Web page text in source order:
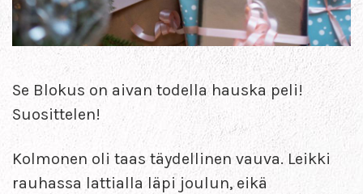
Se Blokus on aivan todella hauska peli!
Suosittelen!
Kolmonen oli taas täydellinen vauva. Leikki
rauhassa lattialla läpi joulun, eikä